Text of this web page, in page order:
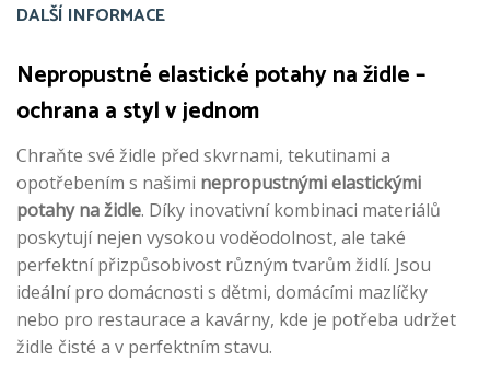
DALŠÍ INFORMACE
Nepropustné elastické potahy na židle –
ochrana a styl v jednom
Chraňte své židle před skvrnami, tekutinami a
opotřebením s našimi nepropustnými elastickými
potahy na židle. Díky inovativní kombinaci materiálů
poskytují nejen vysokou voděodolnost, ale také
perfektní přizpůsobivost různým tvarům židlí. Jsou
ideální pro domácnosti s dětmi, domácími mazlíčky
nebo pro restaurace a kavárny, kde je potřeba udržet
židle čisté a v perfektním stavu.